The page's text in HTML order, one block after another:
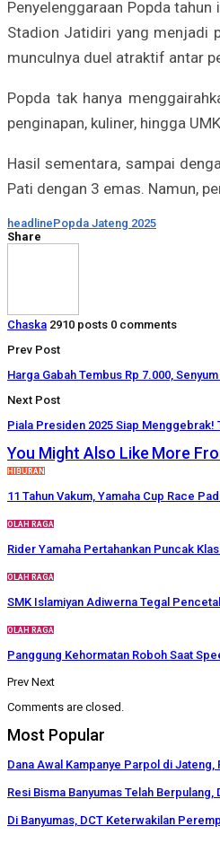
Penyelenggaraan Popda
Stadion Jatidiri yang menjadi
munculnya duel atraktif antar
Popda tak hanya
penginapan, kuliner, hingga
Hasil sementara, sampai
Pati dengan 3 emas. Namun,
headlinePopda Jateng 2025
Share
Chaska 2910 posts 0 comments
Prev Post
Harga Gabah Tembus Rp 7.000,
Next Post
Piala Presiden 2025 Siap Menggebrak!
You Might Also Like More
HIBURAN
11 Tahun Vakum, Yamaha Cup Race
OLAH RAGA
Rider Yamaha Pertahankan Puncak
OLAH RAGA
SMK Islamiyan Adiwerna Tegal
OLAH RAGA
Panggung Kehormatan Roboh Saat
Prev Next
Comments are closed.
Most Popular
Dana Awal Kampanye Parpol di
Resi Bisma Banyumas Telah
Di Banyumas, DCT Keterwakilan